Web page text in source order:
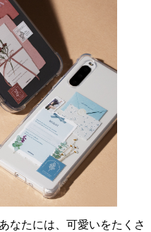
なたには、可愛いをたくさ